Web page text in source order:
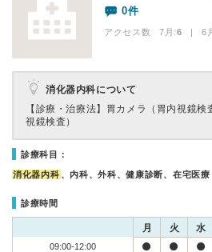
0件
アクセス数 7月:6 | 6
消化器内科について
【診療・治療法】 胃カメラ（胃内視鏡検
視鏡検査）
診療科目：
消化器内科 、内科、外科、健康診断、在宅医療
診療時間
月 火 水
09:00-12:00